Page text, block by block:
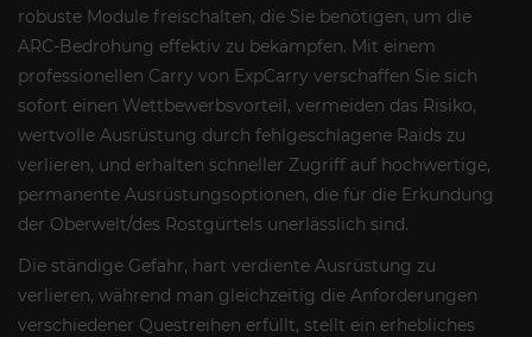
robuste Module freischalten, die Sie benötigen, um die
ARC-Bedrohung effektiv zu bekämpfen. Mit einem
professionellen Carry von ExpCarry verschaffen Sie sich
sofort einen Wettbewerbsvorteil, vermeiden das Risiko,
wertvolle Ausrüstung durch fehlgeschlagene Raids zu
verlieren, und erhalten schneller Zugriff auf hochwertige,
permanente Ausrüstungsoptionen, die für die Erkundung
der Oberwelt/des Rostgürtels unerlässlich sind.
Die ständige Gefahr, hart verdiente Ausrüstung zu
verlieren, während man gleichzeitig die Anforderungen
verschiedener Questreihen erfüllt, stellt ein erhebliches